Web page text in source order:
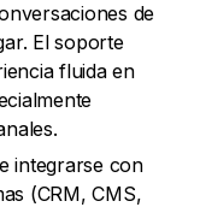
de
El soporte
fluida en
integrarse con
(CRM, CMS,